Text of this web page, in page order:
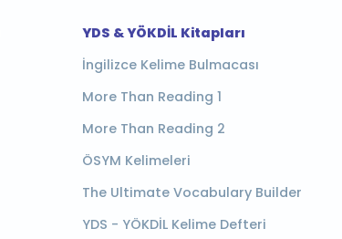
YDS & YÖKDİL Kitapları
İngilizce Kelime Bulmacası
More Than Reading 1
More Than Reading 2
ÖSYM Kelimeleri
The Ultimate Vocabulary Builder
YDS - YÖKDİL Kelime Defteri